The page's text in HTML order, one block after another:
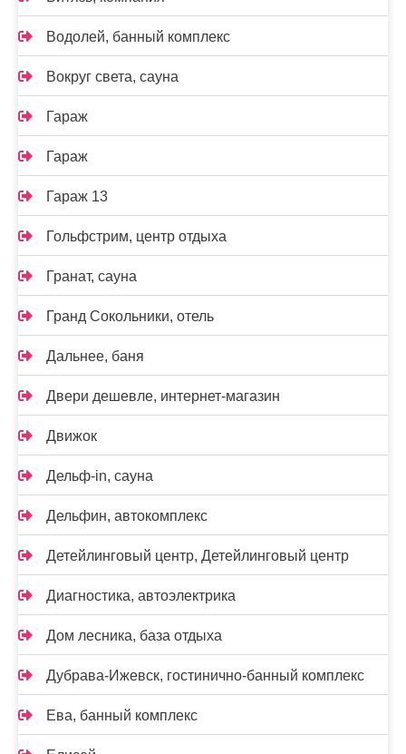
Водолей, банный комплекс
Вокруг света, сауна
Гараж
Гараж
Гараж 13
Гольфстрим, центр отдыха
Гранат, сауна
Гранд Сокольники, отель
Дальнее, баня
Двери дешевле, интернет-магазин
Движок
Дельф-in, сауна
Дельфин, автокомплекс
Детейлинговый центр, Детейлинговый центр
Диагностика, автоэлектрика
Дом лесника, база отдыха
Дубрава-Ижевск, гостинично-банный комплекс
Ева, банный комплекс